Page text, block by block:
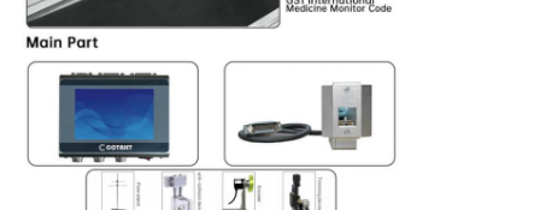
เครื่องยิงเลเซอร์ CO2
เครื่องทำเครื่องหมายเลเซอร์ UV